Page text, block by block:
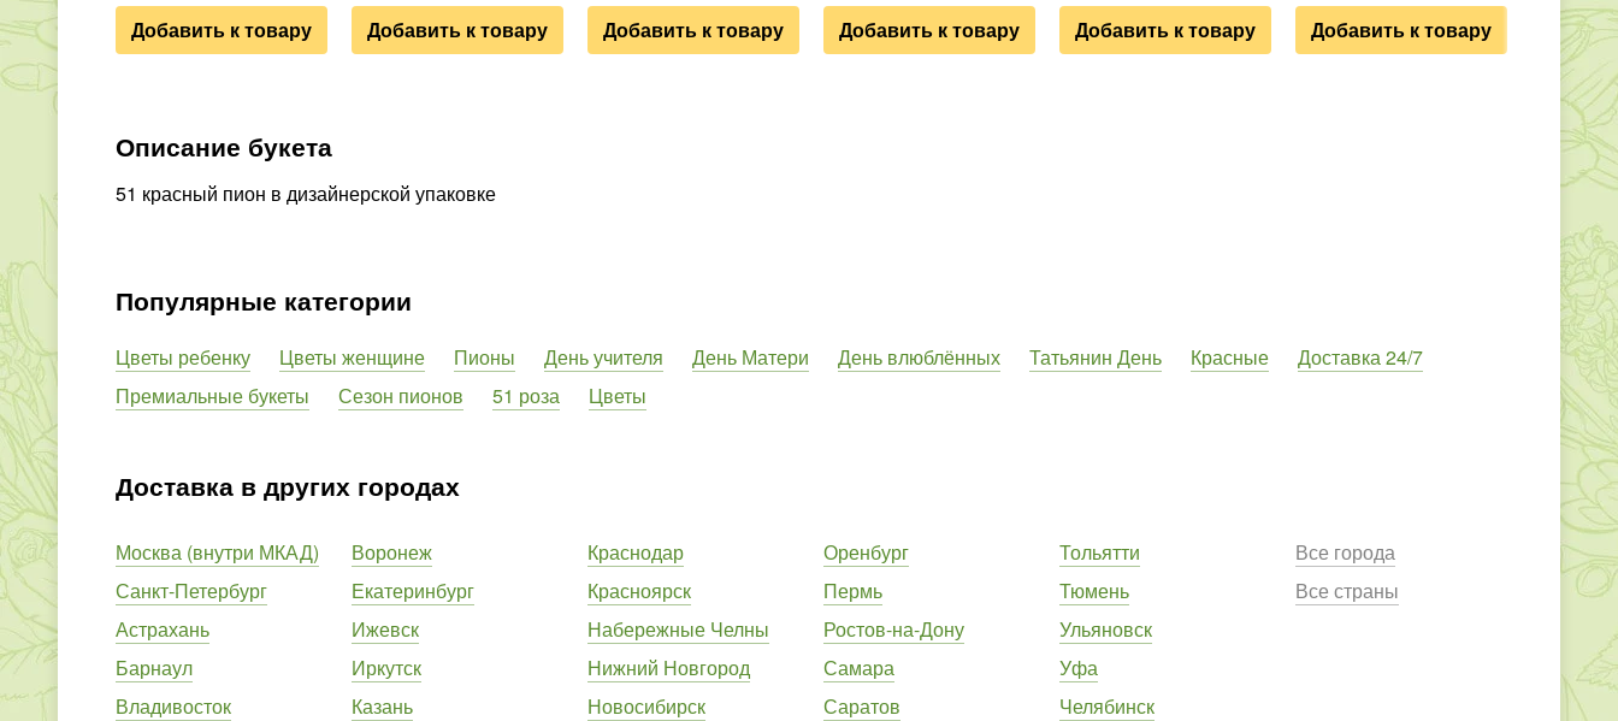
Добавить к товару Добавить к товару Добавить к товару Добавить к товару Добавить к товару Добавить к товару
Описание букета
51 красный пион в дизайнерской упаковке
Популярные категории
Цветы ребенку Цветы женщине Пионы День учителя День Матери День влюблённых Татьянин День Красные
Доставка 24/7
Премиальные букеты
Сезон пионов 51 роза Цветы
Доставка в других городах
Москва (внутри МКАД)
Санкт-Петербург
Астрахань
Барнаул
Владивосток
Воронеж
Екатеринбург
Ижевск
Иркутск
Казань
Краснодар
Красноярск
Набережные Челны
Нижний Новгород
Новосибирск
Оренбург
Пермь
Ростов-на-Дону
Самара
Саратов
Тольятти
Тюмень
Ульяновск
Уфа
Челябинск
Все города
Все страны